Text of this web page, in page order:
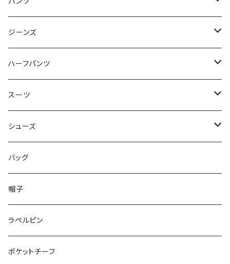
50/XL～
48/L
50/XL～
46/M
48/L
50/XL～
～44/S
46/M
48/L
50/XL～
ジーンズ
～44/S
46/M
48/L
50/XL～
ハーフパンツ
～44/S
46/M
48/L
50/XL～
スーツ
～44/S
46/M
48/L
50/XL～
シューズ
～25.5cm
26cm～
27cm～
28cm～
バッグ
帽子
ラペルピン
ポケットチーフ